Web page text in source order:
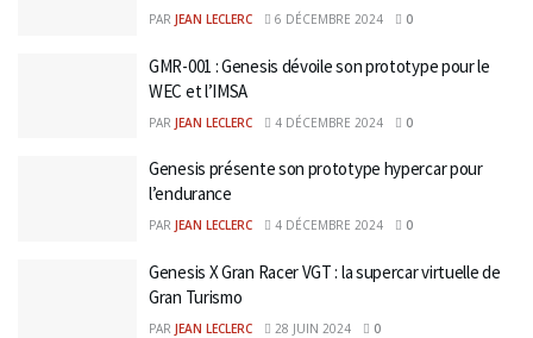
PAR JEAN LECLERC 6 DÉCEMBRE 2024 0
GMR-001 : Genesis dévoile son prototype pour le
WEC et l’IMSA
PAR JEAN LECLERC 4 DÉCEMBRE 2024 0
Genesis présente son prototype hypercar pour
l’endurance
PAR JEAN LECLERC 4 DÉCEMBRE 2024 0
Genesis X Gran Racer VGT : la supercar virtuelle de
Gran Turismo
PAR JEAN LECLERC 28 JUIN 2024 0